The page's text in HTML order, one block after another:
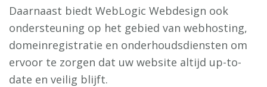
Daarnaast biedt WebLogic Webdesign ook
ondersteuning op het gebied van webhosting,
domeinregistratie en onderhoudsdiensten om
ervoor te zorgen dat uw website altijd up-to-
date en veilig blijft.